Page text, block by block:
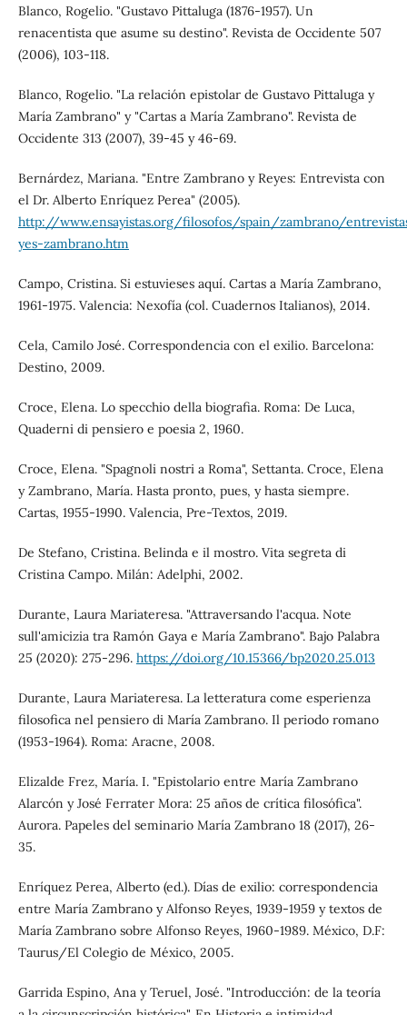
Blanco, Rogelio. "Gustavo Pittaluga (1876-1957). Un
renacentista que asume su destino". Revista de Occidente 507
(2006), 103-118.
Blanco, Rogelio. "La relación epistolar de Gustavo Pittaluga y
María Zambrano" y "Cartas a María Zambrano". Revista de
Occidente 313 (2007), 39-45 y 46-69.
Bernárdez, Mariana. "Entre Zambrano y Reyes: Entrevista con
el Dr. Alberto Enríquez Perea" (2005).
http://www.ensayistas.org/filosofos/spain/zambrano/
yes-zambrano.htm
Campo, Cristina. Si estuvieses aquí. Cartas a María Zambrano,
1961-1975. Valencia: Nexofía (col. Cuadernos Italianos), 2014.
Cela, Camilo José. Correspondencia con el exilio. Barcelona:
Destino, 2009.
Croce, Elena. Lo specchio della biografia. Roma: De Luca,
Quaderni di pensiero e poesia 2, 1960.
Croce, Elena. "Spagnoli nostri a Roma", Settanta. Croce, Elena
y Zambrano, María. Hasta pronto, pues, y hasta siempre.
Cartas, 1955-1990. Valencia, Pre-Textos, 2019.
De Stefano, Cristina. Belinda e il mostro. Vita segreta di
Cristina Campo. Milán: Adelphi, 2002.
Durante, Laura Mariateresa. "Attraversando l'acqua. Note
sull'amicizia tra Ramón Gaya e María Zambrano". Bajo Palabra
25 (2020): 275-296. https://doi.org/10.15366/bp2020.25.013
Durante, Laura Mariateresa. La letteratura come esperienza
filosofica nel pensiero di María Zambrano. Il periodo romano
(1953-1964). Roma: Aracne, 2008.
Elizalde Frez, María. I. "Epistolario entre María Zambrano
Alarcón y José Ferrater Mora: 25 años de crítica filosófica".
Aurora. Papeles del seminario María Zambrano 18 (2017), 26-
35.
Enríquez Perea, Alberto (ed.). Días de exilio: correspondencia
entre María Zambrano y Alfonso Reyes, 1939-1959 y textos de
María Zambrano sobre Alfonso Reyes, 1960-1989. México, D.F:
Taurus/El Colegio de México, 2005.
Garrida Espino, Ana y Teruel, José. "Introducción: de la teoría